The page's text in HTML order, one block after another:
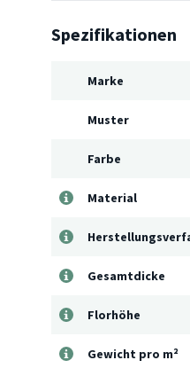
Spezifikationen
Marke
Muster
Farbe
Material
Gesamtdicke
Florhöhe
Gewicht pro m²